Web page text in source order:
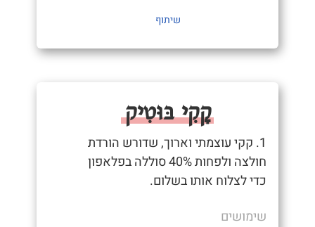
שיתוף
קָקִי בּוּטִיק
1. קקי עוצמתי וארוך, שדורש הורדת
חולצה ולפחות 40% סוללה בפלאפון
כדי לצלוח אותו בשלום.
שימושים